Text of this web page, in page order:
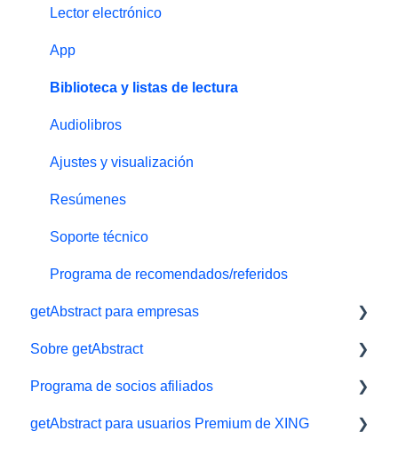
Datos personales y preferencias
Suscripción gratuita de prueba
#NextGenLeaders - Oferta para estudiantes
Pagos y facturas
Regale getAbstract
Lector electrónico
App
Biblioteca y listas de lectura
Audiolibros
Ajustes y visualización
Resúmenes
Soporte técnico
Programa de recomendados/referidos
getAbstract para empresas
Herramientas de aprendizaje
getAbstract Integración
Planes para Equipos
Sobre getAbstract
Resúmenes y redacción
Contáctenos
Programa de socios afiliados
Afiliados/ Aliados e Impact
getAbstract para usuarios Premium de XING